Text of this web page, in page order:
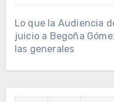
Lo que la Audiencia
juicio a Begoña
las generales